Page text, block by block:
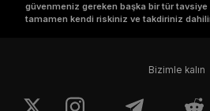
güvenmeniz gereken başka bir tür
tamamen kendi riskiniz ve takdiriniz
Bizimle kalın